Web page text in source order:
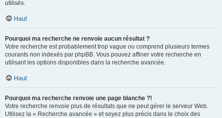
utilisés.
Haut
Pourquoi ma recherche ne renvoie aucun résultat ?
Votre recherche est probablement trop vague ou comprend plusieurs termes
courants non indexés par phpBB. Vous pouvez affiner votre recherche en
utilisant les options disponibles dans la recherche avancée.
Haut
Pourquoi ma recherche renvoie une page blanche ?!
Votre recherche renvoie plus de résultats que ne peut gérer le serveur Web.
Utilisez la « Recherche avancée » et soyez plus précis dans le choix des